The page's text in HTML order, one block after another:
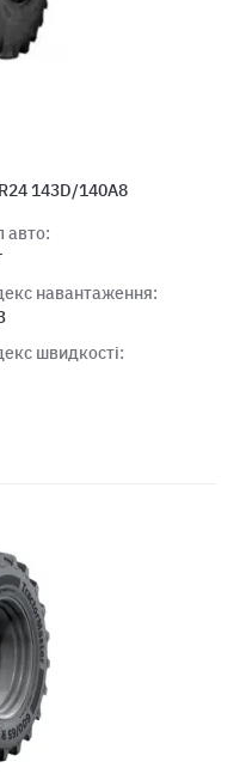
143D/140A8
авто:
навантаження:
швидкості: